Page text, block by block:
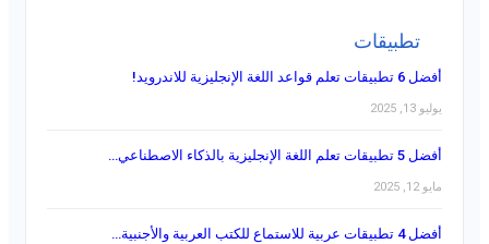
تطبيقات
أفضل 6 تطبيقات تعلم قواعد اللغة الإنجليزية للاندرويد!
يوليو 13, 2025
أفضل 5 تطبيقات تعلم اللغة الإنجليزية بالذكاء الاصطناعي…
مايو 12, 2025
أفضل 4 تطبيقات عربية للاستماع للكتب العربية والأجنبية…